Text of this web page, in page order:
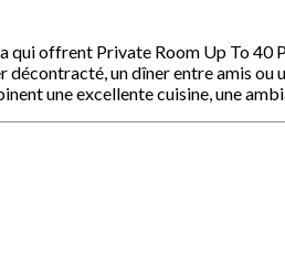
qui offrent Private Room Up To
décontracté, un dîner entre amis
une excellente cuisine, une